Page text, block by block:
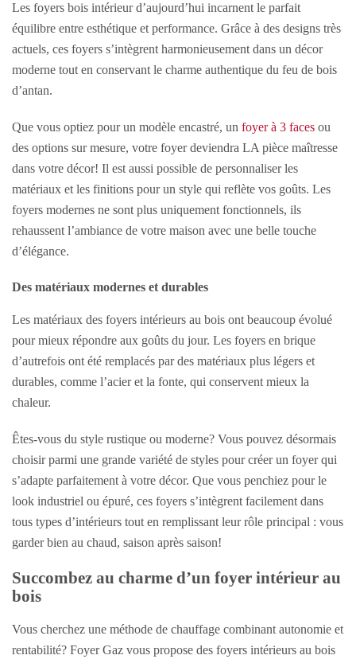
Les foyers bois intérieur d’aujourd’hui incarnent le parfait
équilibre entre esthétique et performance. Grâce à des designs très
actuels, ces foyers s’intègrent harmonieusement dans un décor
moderne tout en conservant le charme authentique du feu de bois
d’antan.
Que vous optiez pour un modèle encastré, un foyer à 3 faces ou
des options sur mesure, votre foyer deviendra LA pièce maîtresse
dans votre décor! Il est aussi possible de personnaliser les
matériaux et les finitions pour un style qui reflète vos goûts. Les
foyers modernes ne sont plus uniquement fonctionnels, ils
rehaussent l’ambiance de votre maison avec une belle touche
d’élégance.
Des matériaux modernes et durables
Les matériaux des foyers intérieurs au bois ont beaucoup évolué
pour mieux répondre aux goûts du jour. Les foyers en brique
d’autrefois ont été remplacés par des matériaux plus légers et
durables, comme l’acier et la fonte, qui conservent mieux la
chaleur.
Êtes-vous du style rustique ou moderne? Vous pouvez désormais
choisir parmi une grande variété de styles pour créer un foyer qui
s’adapte parfaitement à votre décor. Que vous penchiez pour le
look industriel ou épuré, ces foyers s’intègrent facilement dans
tous types d’intérieurs tout en remplissant leur rôle principal : vous
garder bien au chaud, saison après saison!
Succombez au charme d’un foyer intérieur au
bois
Vous cherchez une méthode de chauffage combinant autonomie et
rentabilité? Foyer Gaz vous propose des foyers intérieurs au bois